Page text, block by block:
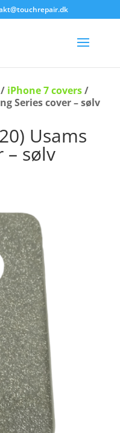
/ iPhone 7 covers/
Series cover – sølv
Usams
– sølv